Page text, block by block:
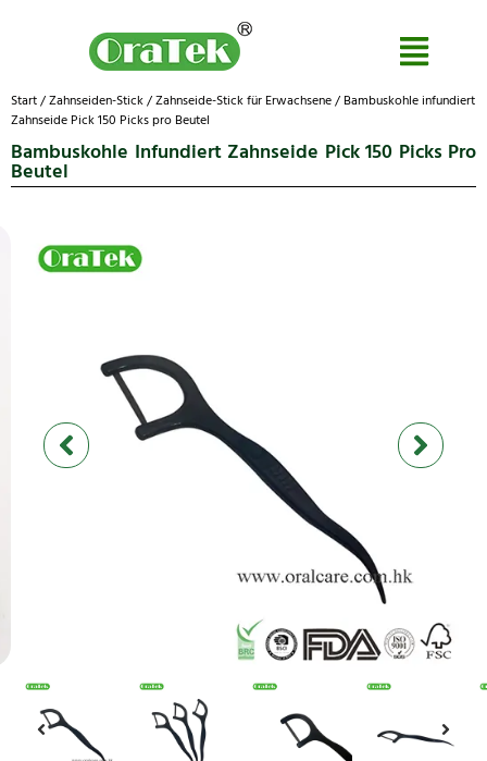
Start/Zahnseiden-Stick/Zahnseide-Stick für Erwachsene/ Bambuskohle infundiert
Zahnseide Pick 150 Picks pro Beutel
Bambuskohle Infundiert Zahnseide Pick 150 Picks Pro
Beutel